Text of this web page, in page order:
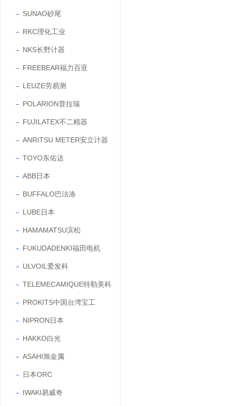
SUNAO砂尾
RKC理化工业
NKS长野计器
FREEBEAR福力百亚
LEUZE劳易测
POLARION普拉瑞
FUJILATEX不二精器
ANRITSU METER安立计器
TOYO东佑达
ABB日本
BUFFALO巴法洛
LUBE日本
HAMAMATSU滨松
FUKUDADENKI福田电机
ULVOIL爱发科
TELEMECAMIQUE特勒美科
PROKITS中国台湾宝工
NIPRON日本
HAKKO白光
ASAHI旭金属
日本ORC
IWAKI易威奇